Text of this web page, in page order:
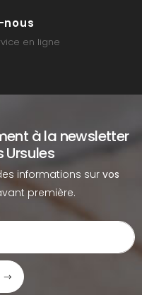
en ligne
à la newsletter
Ursules
informations sur vos
première.